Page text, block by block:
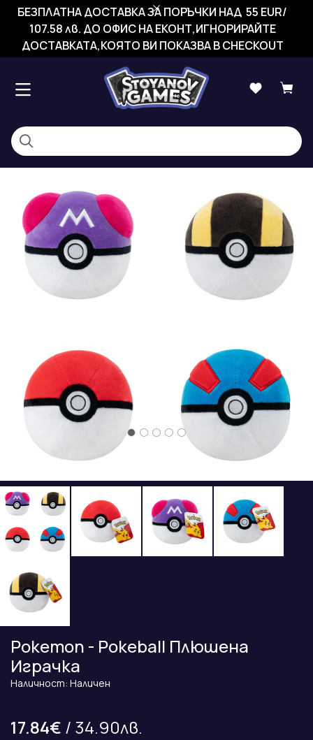
БЕЗПЛАТНА ДОСТАВКА ЗА ПОРЪЧКИ НАД 55 EUR/
107.58 лв. ДО ОФИС НА ЕКОНТ,ИГНОРИРАЙТЕ
ДОСТАВКАТА,КОЯТО ВИ ПОКАЗВА В CHECKOUT
Pokemon - Pokeball Плюшена
Играчка
Наличност: Наличен
17.84€ / 34.90лв.